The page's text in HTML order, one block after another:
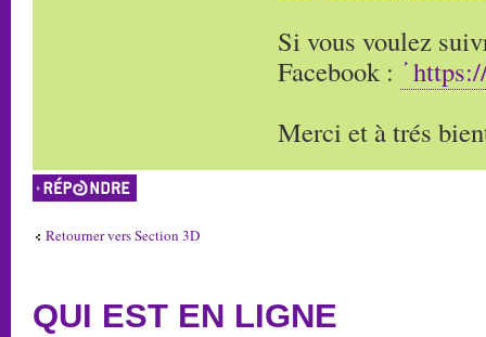
Si vous voulez
Facebook :
Merci et à trés
Répondre
Retourner vers Section 3D
QUI EST EN LIGNE